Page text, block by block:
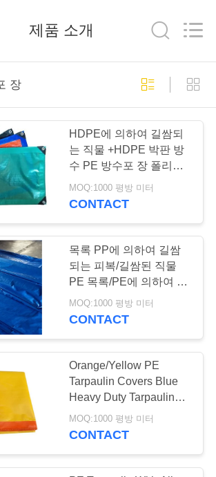
포 천막
천막
30
포 직물
제품 소개
장
HDPE에 의하여 길쌈되
는 직물 +HDPE 박판 방
수 PE 방수포 장 폴리에
틸렌 방수포
MOQ:1000 평방 미터
CONTACT
목록 PP에 의하여 길쌈
되는 피복/길쌈된 직물
PE 목록/PE에 의하여 길
쌈되는 직물 Pe (Pe 방수
포)
MOQ:1000 평방 미터
CONTACT
Orange/Yellow PE
Tarpaulin Covers Blue
Heavy Duty Tarpaulins
Waterproof Ground
Sheet Cover
MOQ:1000 평방 미터
CONTACT